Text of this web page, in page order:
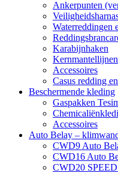
Ankerpunten
Waterreddingen
Karabijnhaken
Kernmantellijnen
Accessoires
Casus redding
Beschermende kleding
Gaspakken
Accessoires
Auto Belay –
CWD9 Auto
CWD16 Auto
CWD20